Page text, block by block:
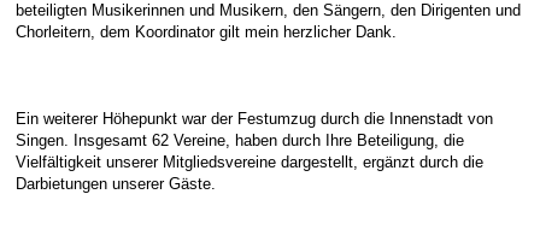
beteiligten Musikerinnen und Musikern, den Sängern, den Dirigenten und
Chorleitern, dem Koordinator gilt mein herzlicher Dank.
Ein weiterer Höhepunkt war der Festumzug durch die Innenstadt von
Singen. Insgesamt 62 Vereine, haben durch Ihre Beteiligung, die
Vielfältigkeit unserer Mitgliedsvereine dargestellt, ergänzt durch die
Darbietungen unserer Gäste.